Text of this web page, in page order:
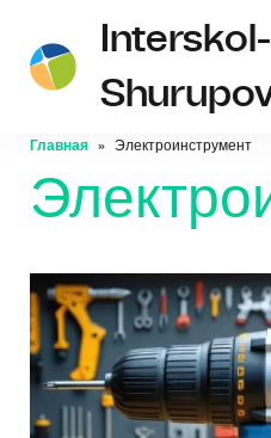
Interskol-
Главная Электроинструмент